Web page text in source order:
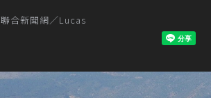
聯合新聞網／Lucas